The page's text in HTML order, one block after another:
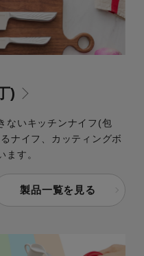
)
ないキッチンナイフ(包
ナイフ、カッティングボ
ます。
製品一覧を見る